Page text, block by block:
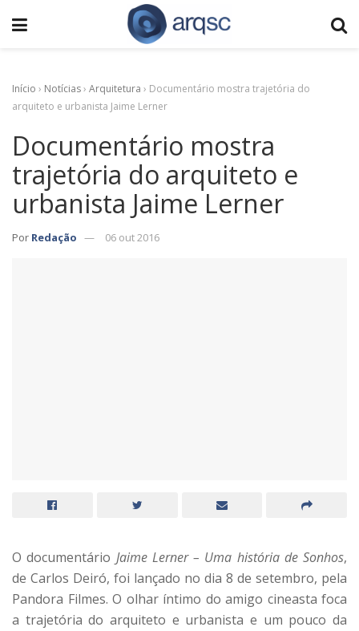
Início › Notícias› Arquitetura › Documentário mostra trajetória do
arquiteto e urbanista Jaime Lerner
Documentário mostra
trajetória do arquiteto e
urbanista Jaime Lerner
Por Redação 06 out 2016
O documentário Jaime Lerner – Uma história de Sonhos,
de Carlos Deiró, foi lançado no dia 8 de setembro, pela
Pandora Filmes. O olhar íntimo do amigo cineasta foca
a trajetória do arquiteto e urbanista e um pouco da